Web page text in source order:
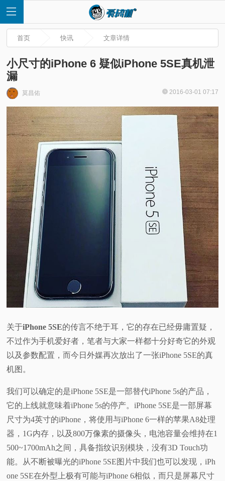
首
页
快
讯
评
测
体
验
专
题
首页 快讯 文章详情
小尺寸的iPhone 6 疑似iPhone 5SE真机泄
漏
莫昌佑 2016-03-01 07:17
关于iPhone 5SE的传言不绝于耳，它的存在已经毋庸置疑，
不过作为手机爱好者，笔者与大家一样都十分好奇它的外观
以及参数配置，而今日外媒再次放出了一张iPhone 5SE的真
机图。
我们可以确定的是iPhone 5SE是一部替代iPhone 5s的产品，
它的上线就意味着iPhone 5s的停产。iPhone 5SE是一部屏幕
尺寸为4英寸的iPhone，将使用与iPhone 6一样的苹果A8处理
器，1G内存，以及800万像素的摄像头，电池容量会维持在1
500~1700mAh之间，具备指纹识别模块，没有3D Touch功
能。从不断被曝光的iPhone 5SE图片中我们也可以发现，iPh
one 5SE在外型上极有可能与iPhone 6相似，而只是屏幕尺寸